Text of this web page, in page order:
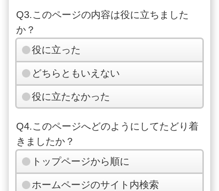
Q3.このページの内容は役に立ちました
か？
役に立った
どちらともいえない
役に立たなかった
Q4.このページへどのようにしてたどり着
きましたか？
トップページから順に
ホームページのサイト内検索